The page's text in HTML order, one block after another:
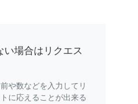
い場合はリクエス
や数などを入力してリ
に応えることが出来る